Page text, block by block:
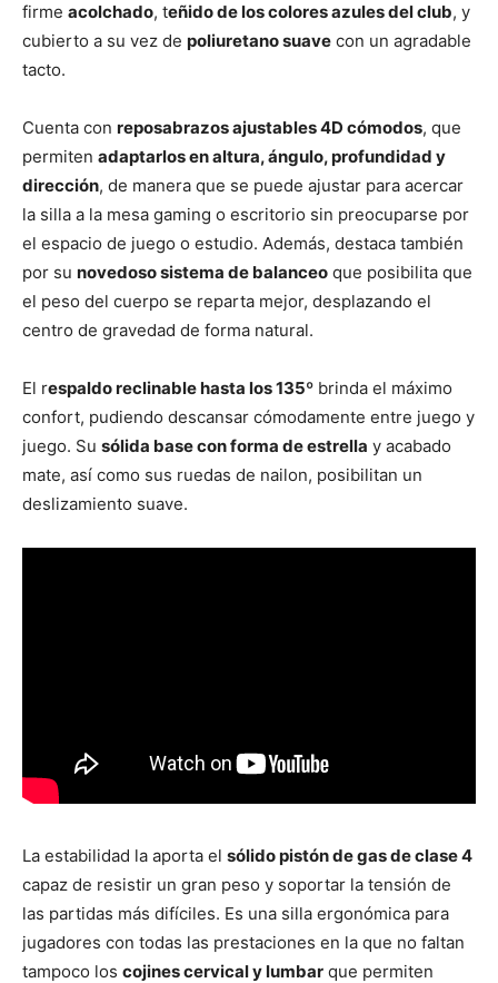
firme acolchado, teñido de los colores azules del club, y
cubierto a su vez de poliuretano suave con un agradable
tacto.
Cuenta con reposabrazos ajustables 4D cómodos, que
permiten adaptarlos en altura, ángulo, profundidad y
dirección, de manera que se puede ajustar para acercar
la silla a la mesa gaming o escritorio sin preocuparse por
el espacio de juego o estudio. Además, destaca también
por su novedoso sistema de balanceo que posibilita que
el peso del cuerpo se reparta mejor, desplazando el
centro de gravedad de forma natural.
El respaldo reclinable hasta los 135º brinda el máximo
confort, pudiendo descansar cómodamente entre juego y
juego. Su sólida base con forma de estrella y acabado
mate, así como sus ruedas de nailon, posibilitan un
deslizamiento suave.
La estabilidad la aporta el sólido pistón de gas de clase 4
capaz de resistir un gran peso y soportar la tensión de
las partidas más difíciles. Es una silla ergonómica para
jugadores con todas las prestaciones en la que no faltan
tampoco los cojines cervical y lumbar que permiten